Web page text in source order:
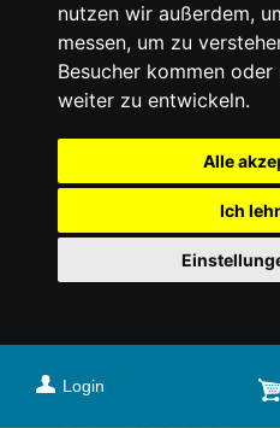
nutzen wir außerdem,
messen, um zu
Besucher kommen
weiter zu entwickeln.
Alle
Ich
Login